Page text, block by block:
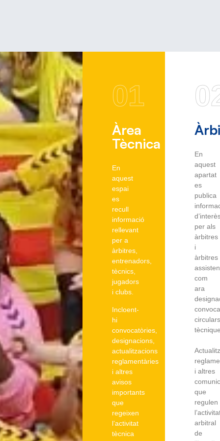
01
Àrea
Tècnica
En
aquest
espai
es
recull
informació
rellevant
per a
àrbitres,
entrenadors,
tècnics,
jugadors
i clubs.
Incloent-
hi
convocatòries,
designacions,
actualitzacions
reglamentàries
i altres
avisos
importants
que
regeixen
l’activitat
tècnica
En
aquest
apartat
es
publica
per als
àrbitres
i
àrbitres
com
ara
circulars
i altres
que
regulen
arbitral
de